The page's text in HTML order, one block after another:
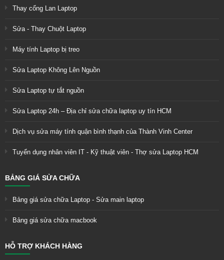
Thay cổng Lan Laptop
Sửa - Thay Chuột Laptop
Máy tính Laptop bị treo
Sửa Laptop Không Lên Nguồn
Sửa Laptop tự tắt nguồn
Sửa Laptop 24h – Địa chỉ sửa chữa laptop uy tín HCM
Dịch vụ sửa máy tính quận bình thạnh của Thành Vinh Center
Tuyển dụng nhân viên IT - Kỹ thuật viên - Thợ sửa Laptop HCM
BẢNG GIÁ SỬA CHỮA
Bảng giá sửa chữa Laptop - Sửa main laptop
Bảng giá sửa chữa macbook
HỖ TRỢ KHÁCH HÀNG